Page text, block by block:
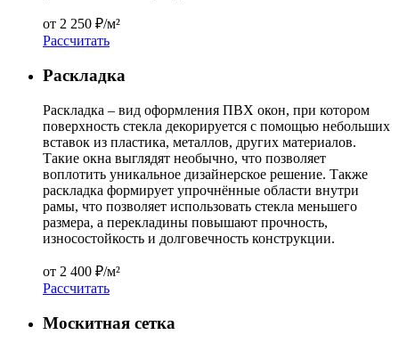
от 2 250 ₽/м²
Расcчитать
Раскладка
Раскладка – вид оформления ПВХ окон, при котором
поверхность стекла декорируется с помощью небольших
вставок из пластика, металлов, других материалов.
Такие окна выглядят необычно, что позволяет
воплотить уникальное дизайнерское решение. Также
раскладка формирует упрочнённые области внутри
рамы, что позволяет использовать стекла меньшего
размера, а перекладины повышают прочность,
износостойкость и долговечность конструкции.
от 2 400 ₽/м²
Расcчитать
Москитная сетка